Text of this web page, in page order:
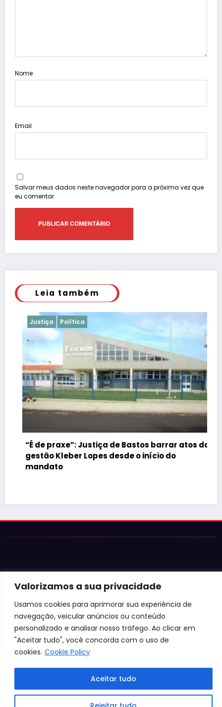
Valorizamos a sua privacidade
Usamos cookies para aprimorar sua experiência de
navegação, veicular anúncios ou conteúdo
personalizado e analisar nosso tráfego. Ao clicar em
"Aceitar tudo", você concorda com o uso de
cookies. Cookie Policy
Aceitar tudo
Nome
Email
Salvar meus dados neste navegador para a próxima vez que
eu comentar.
Leia também
Justiça Política
“É de praxe”: Justiça de Bastos barrar atos da
gestão Kleber Lopes desde o início do
mandato
© 2026 Jota Neves. Todos os direitos reservados.
Conteúdo protegido por lei. A cópia ou reprodução sem
autorização expressa está sujeita às penalidades
legais.